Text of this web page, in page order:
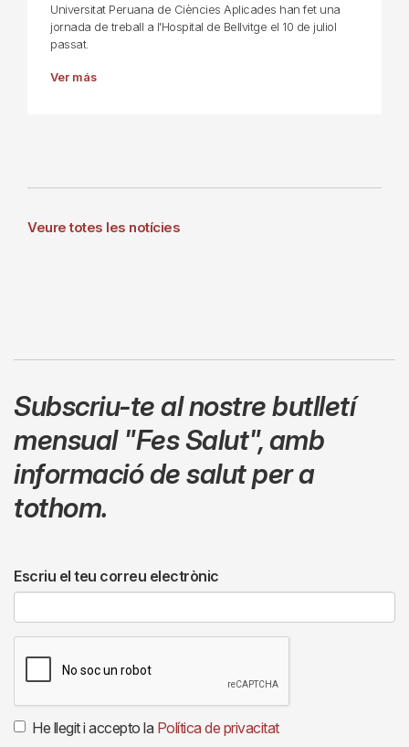
Universitat Peruana de Ciències Aplicades han fet una
jornada de treball a l'Hospital de Bellvitge el 10 de juliol
passat.
Ver más
Veure totes les notícies
Subscriu-te al nostre butlletí
mensual "Fes Salut",amb
informació de salut per a
tothom.
Escriu el teu correu electrònic
He llegit i accepto la Política de privacitat